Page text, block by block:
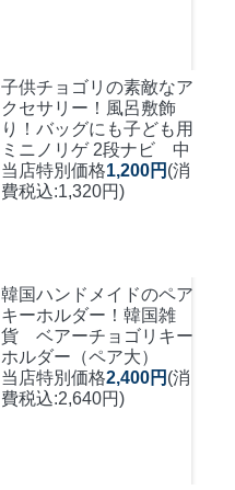
子供チョゴリの素敵なア
クセサリー！風呂敷飾
り！バッグにも子ども用
ミニノリゲ 2段ナビ 中
当店特別価格1,200円 (消
費税込:1,320円)
韓国ハンドメイドのペア
キーホルダー！ 韓国雑
貨 ベアーチョゴリキー
ホルダー（ペア大）
当店特別価格2,400円 (消
費税込:2,640円)